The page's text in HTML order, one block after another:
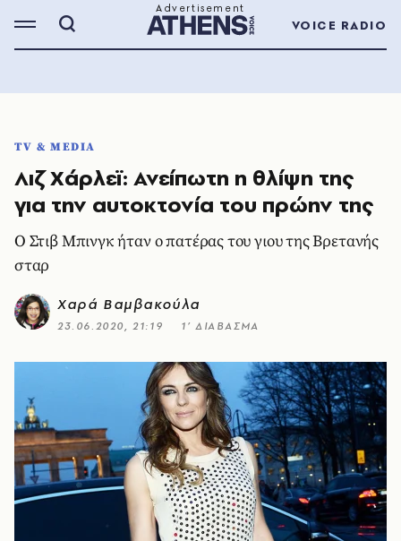
VOICE RADIO
TV & MEDIA
Λιζ Χάρλεϊ: Ανείπωτη η θλίψη της
για την αυτοκτονία του πρώην της
Ο Στιβ Μπινγκ ήταν ο πατέρας του γιου της Βρετανής
σταρ
Χαρά Βαμβακούλα
23.06.2020, 21:19 1’ ΔΙΑΒΑΣΜΑ